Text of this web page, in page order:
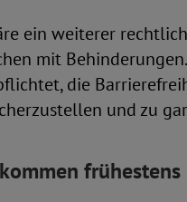
ein weiterer
mit
die
und zu